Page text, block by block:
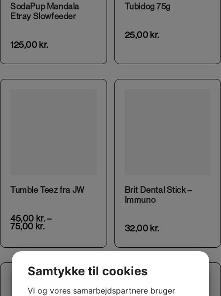
SodaPup Mandala
Etray Slowfeeder
125,00 kr.
Tubidog 75g
25,00 kr.
Tumble Teez fra JW
45,00 kr.–
75,00 kr.
Brit Dental Stick –
Immuno
32,00 kr.
Samtykke til cookies
Vi og vores samarbejdspartnere bruger